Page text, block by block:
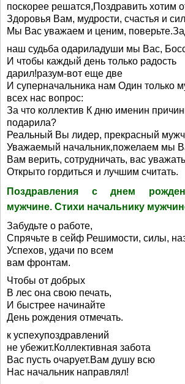
поскорее решатся,Поздравить хотим
Здоровья Вам, мудрости, счастья и сил
Мы Вас уважаем и ценим,
наш судьба одариладуши мы Вас,
И чтобы каждый день только радость
дарил!разум-вот еще две
И суперначальника нам Один только
всех нас вопрос:
За что коллектив К дню именин
подарила?
Реальный Вы лидер, прекрасный
Уважаемый начальник,пожелаем мы
Вам верить, сотрудничать, вас
Открыто гордиться и лучшим считать.
Поздравления с днем
мужчине. Стихи начальнику
Забудьте о работе,
Спрячьте в сейф Решимости, силы,
Успехов, удачи по всем
вам фронтам.
Чтобы от добрых
В лес она свою печать,
И быстрее начинайте
День рождения отмечать.
к успехупоздравлений
не убежит.Коллективная забота
Вас пусть очарует.Вам душу всю
Нас начальник направлял!